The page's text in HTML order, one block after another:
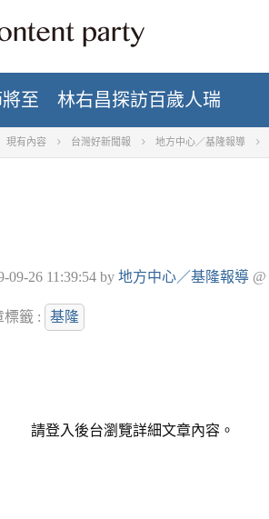
將至 林右昌探訪百歲人瑞
現有內容 台灣好新聞報 地方中心／基隆報導
09-26 11:39:54 by 地方中心／基隆報導 @
標籤 : 基隆
請登入後台瀏覽詳細文章內容。